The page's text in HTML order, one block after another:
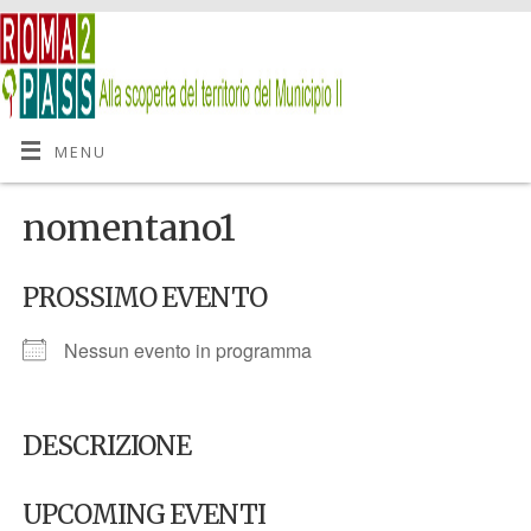
MENU
nomentano1
PROSSIMO EVENTO
Nessun evento in programma
DESCRIZIONE
UPCOMING EVENTI